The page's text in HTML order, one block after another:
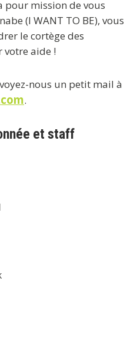
mission de vous
(I WANT TO BE), vous
le cortège des
aide !
nous un petit mail à
.
et staff